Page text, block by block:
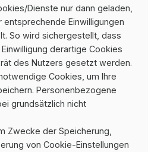
Dienste nur dann geladen,
Einwilligungen
So wird sichergestellt, dass
derartige Cookies
des Nutzers gesetzt werden.
Cookies, um Ihre
Personenbezogene
grundsätzlich nicht
Zwecke der Speicherung,
von Cookie-Einstellungen